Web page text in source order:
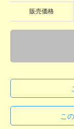
販売価格
こ